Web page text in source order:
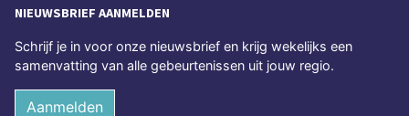
NIEUWSBRIEF AANMELDEN
Schrijf je in voor onze nieuwsbrief en krijg wekelijks een
samenvatting van alle gebeurtenissen uit jouw regio.
Aanmelden